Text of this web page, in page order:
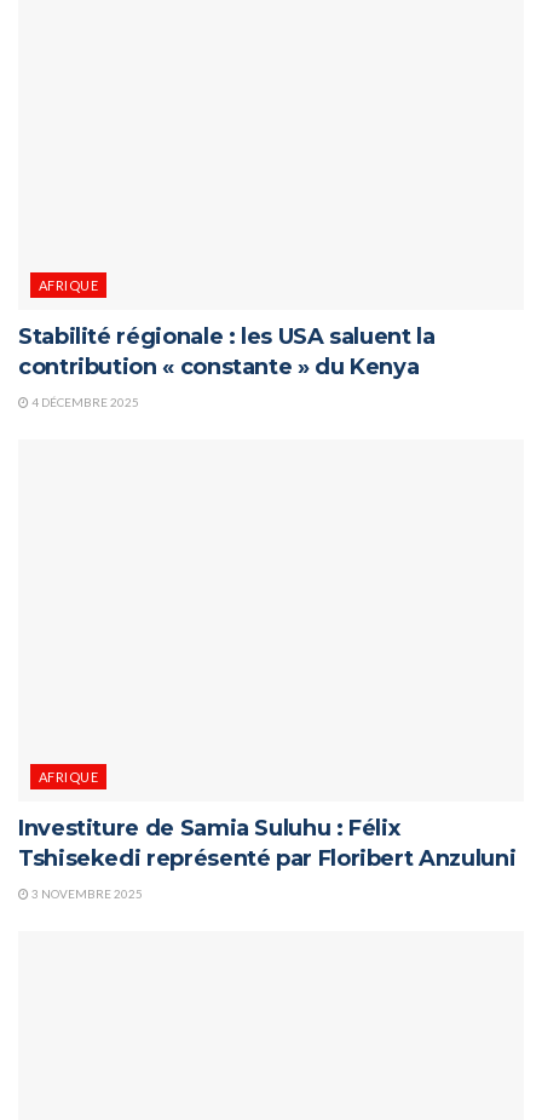
AFRIQUE
Stabilité régionale : les USA saluent la
contribution « constante » du Kenya
4 DÉCEMBRE 2025
AFRIQUE
Investiture de Samia Suluhu : Félix
Tshisekedi représenté par Floribert Anzuluni
3 NOVEMBRE 2025